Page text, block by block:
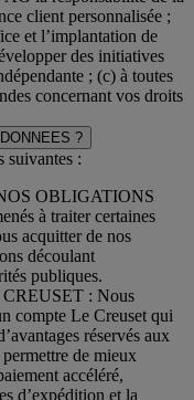
client personnalisée ;
et l’implantation de
des initiatives
; (c) à toutes
concernant vos droits
?
suivantes :
OBLIGATIONS
à traiter certaines
acquitter de nos
découlant
publiques.
: Nous
compte Le Creuset qui
réservés aux
de mieux
accéléré,
d’expédition et la